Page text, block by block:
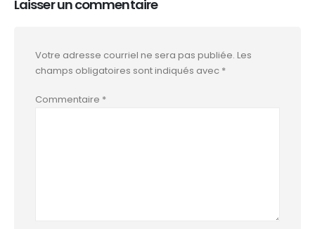
Laisser un commentaire
Votre adresse courriel ne sera pas publiée. Les
champs obligatoires sont indiqués avec *
Commentaire *